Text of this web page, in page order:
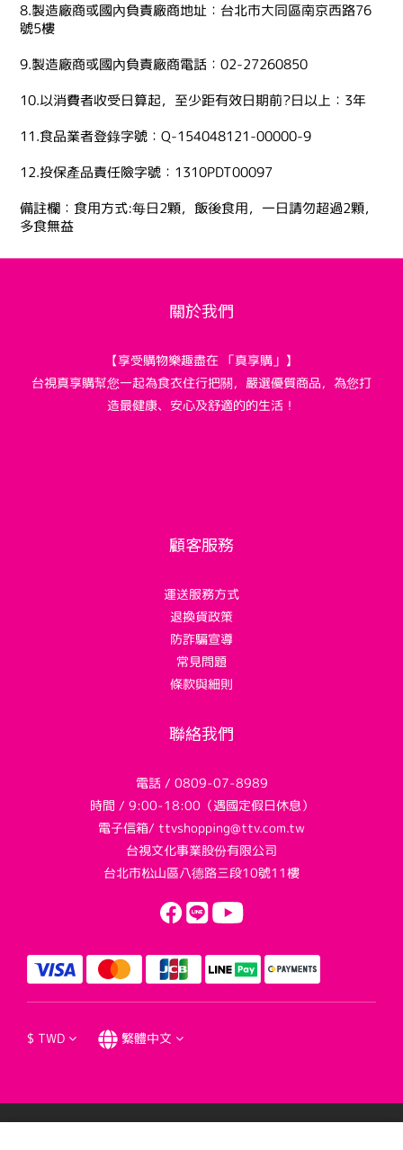
8.製造廠商或國內負責廠商地址：台北市大同區南京西路76
號5樓
9.製造廠商或國內負責廠商電話：02-27260850
10.以消費者收受日算起，至少距有效日期前?日以上：3年
11.食品業者登錄字號：Q-154048121-00000-9
12.投保產品責任險字號：1310PDT00097
備註欄：食用方式:每日2顆，飯後食用，一日請勿超過2顆，
多食無益
關於我們
【享受購物樂趣盡在 「真享購」】
台視真享購幫您一起為食衣住行把關，嚴選優質商品，為您打
造最健康、安心及舒適的的生活！
顧客服務
運送服務方式
退換貨政策
防詐騙宣導
常見問題
條款與細則
聯絡我們
電話 / 0809-07-8989
時間 / 9:00-18:00（遇國定假日休息）
電子信箱/ ttvshopping@ttv.com.tw
台視文化事業股份有限公司
台北市松山區八德路三段10號11樓
$ TWD 繁體中文